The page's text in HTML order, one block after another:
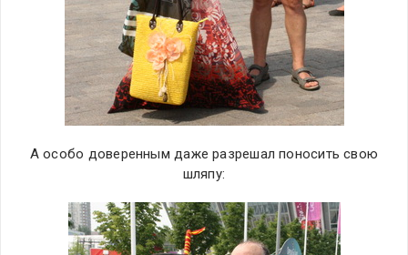
А особо доверенным даже разрешал поносить свою
шляпу: